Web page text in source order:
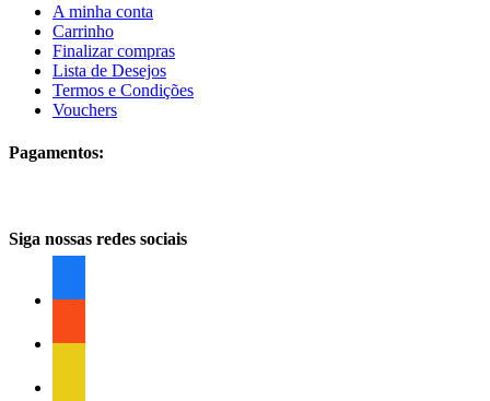
A minha conta
Carrinho
Finalizar compras
Lista de Desejos
Termos e Condições
Vouchers
Pagamentos:
Siga nossas redes sociais